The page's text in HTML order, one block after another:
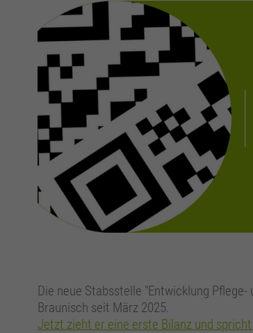
Die neue Stabsstelle "Entwicklung
Braunisch seit März 2025.
Jetzt zieht er eine erste Bilanz und